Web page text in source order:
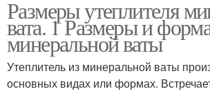
Размеры утеплителя
вата. 1 Размеры и
минеральной ваты
Утеплитель из минеральной ваты
основных видах или формах.